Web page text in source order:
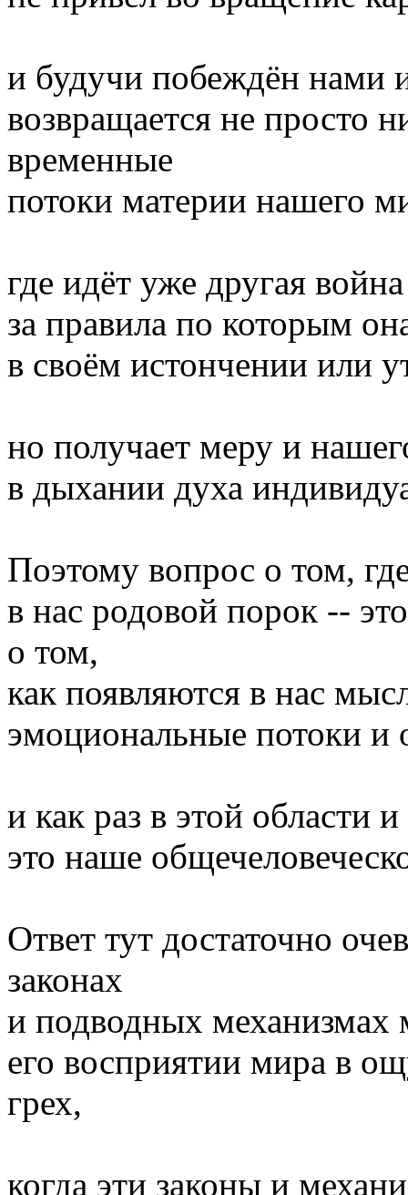
и будучи побеждён нами
возвращается не просто
временные
потоки материи нашего
где идёт уже другая
за правила по которым
в своём истончении или
но получает меру и
в дыхании духа
Поэтому вопрос о том,
в нас родовой порок --
о том,
как появляются в нас
эмоциональные потоки и
и как раз в этой области и
это наше
Ответ тут достаточно
законах
и подводных механизмах
его восприятии мира в
грех,
когда эти законы и